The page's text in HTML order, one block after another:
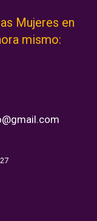
Mujeres en
mismo: